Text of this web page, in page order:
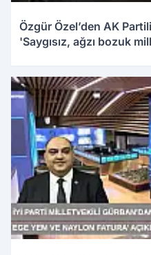
Özgür Özel’den AK
'Saygısız, ağzı bozuk